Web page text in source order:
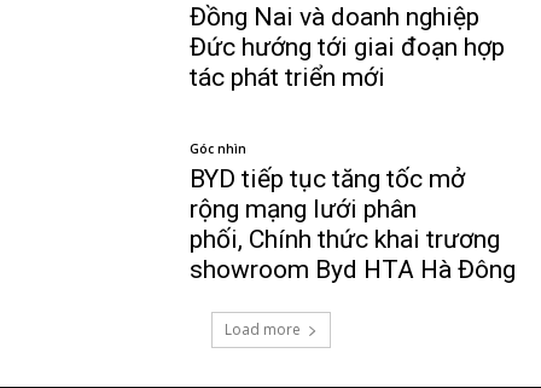
Đồng Nai và doanh nghiệp
Đức hướng tới giai đoạn hợp
tác phát triển mới
Góc nhìn
BYD tiếp tục tăng tốc mở
rộng mạng lưới phân
phối, Chính thức khai trương
showroom Byd HTA Hà Đông
Load more